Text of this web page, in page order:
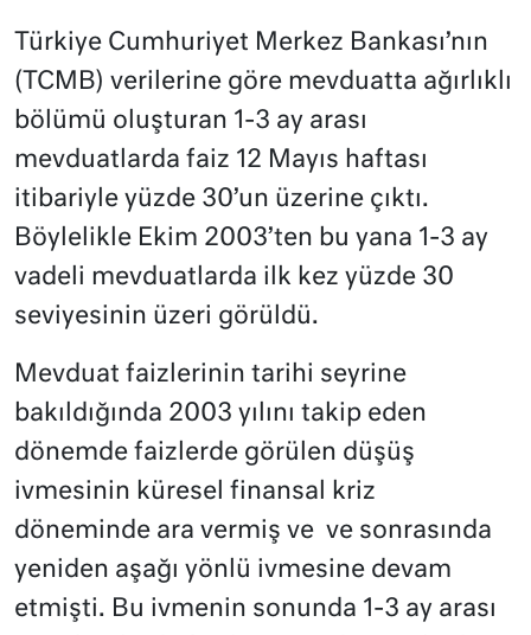
Türkiye Cumhuriyet Merkez Bankası’nın
(TCMB) verilerine göre mevduatta ağırlıklı
bölümü oluşturan 1-3 ay arası
mevduatlarda faiz 12 Mayıs haftası
itibariyle yüzde 30’un üzerine çıktı.
Böylelikle Ekim 2003’ten bu yana 1-3 ay
vadeli mevduatlarda ilk kez yüzde 30
seviyesinin üzeri görüldü.
Mevduat faizlerinin tarihi seyrine
bakıldığında 2003 yılını takip eden
dönemde faizlerde görülen düşüş
ivmesinin küresel finansal kriz
döneminde ara vermiş ve ve sonrasında
yeniden aşağı yönlü ivmesine devam
etmişti. Bu ivmenin sonunda 1-3 ay arası